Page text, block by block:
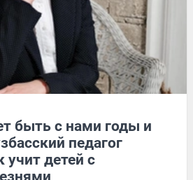
быть с нами годы и
педагог
учит детей с